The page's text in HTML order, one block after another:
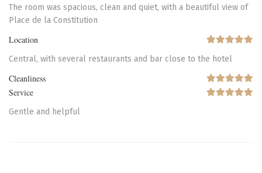
The room was spacious, clean and quiet, with a beautiful view of
Place de la Constitution
Location
Central, with several restaurants and bar close to the hotel
Cleanliness
Service
Gentle and helpful